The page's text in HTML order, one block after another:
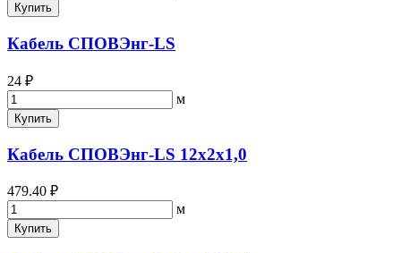
Купить
Кабель СПОВЭнг-LS
24 ₽
м
Купить
Кабель СПОВЭнг-LS 12х2х1,0
479.40 ₽
м
Купить